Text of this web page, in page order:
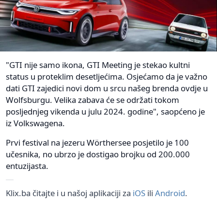
"GTI nije samo ikona, GTI Meeting je stekao kultni
status u proteklim desetljećima. Osjećamo da je važno
dati GTI zajedici novi dom u srcu našeg brenda ovdje u
Wolfsburgu. Velika zabava će se održati tokom
posljednjeg vikenda u julu 2024. godine", saopćeno je
iz Volkswagena.
Prvi festival na jezeru Wörthersee posjetilo je 100
učesnika, no ubrzo je dostigao brojku od 200.000
entuzijasta.
Klix.ba čitajte i u našoj aplikaciji za iOS ili Android.